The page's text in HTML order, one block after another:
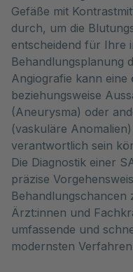
Gefäße mit
durch, um die
entscheidend für Ihre
Behandlungsplanung
Angiografie kann
beziehungsweise
(Aneurysma) oder
(vaskuläre
verantwortlich sein
Die Diagnostik einer
präzise
Behandlungschancen
Ärzt:innen und
umfassende und
modernsten